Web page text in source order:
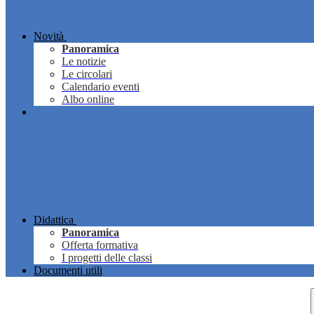
Novità
Panoramica
Le notizie
Le circolari
Calendario eventi
Albo online
Didattica
Panoramica
Offerta formativa
I progetti delle classi
Documenti utili